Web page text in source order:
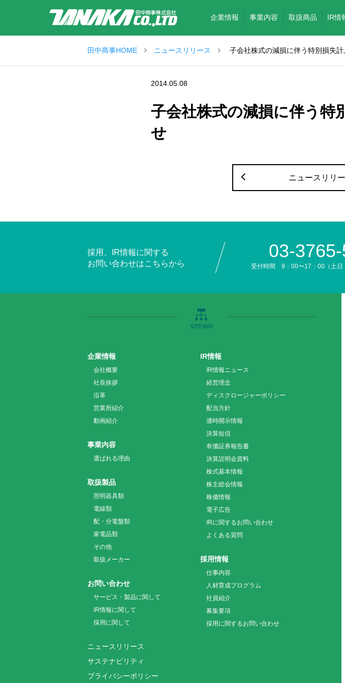
企業情報 事業内容 取扱商品 IR情
田中商事HOME ニュースリリース 子会社株式の減損に伴う特別損失
2014.05.08
子会社株式の減損に伴う特
せ
ニュースリリ
採用、IR情報に関する
お問い合わせはこちらから
03-
受付時間 9：00〜17：00（土日
企業情報
会社概要
社長挨拶
沿革
営業所紹介
動画紹介
事業内容
選ばれる理由
取扱製品
照明器具類
電線類
配・分電盤類
家電品類
その他
取扱メーカー
お問い合わせ
サービス・製品に関して
IR情報に関して
採用に関して
ニュースリリース
サステナビリティ
プライバシーポリシー
IR情報
IR情報ニュース
経営理念
ディスクロージャーポリシー
配当方針
適時開示情報
決算短信
有価証券報告書
決算説明会資料
株式基本情報
株主総会情報
株価情報
電子広告
IRに関するお問い合わせ
よくある質問
採用情報
仕事内容
人材育成プログラム
社員紹介
募集要項
採用に関するお問い合わせ